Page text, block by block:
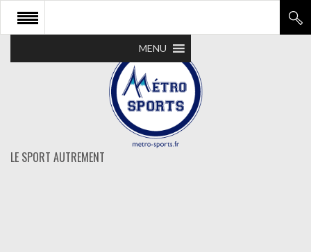
LE SPORT AUTREMENT
MENU